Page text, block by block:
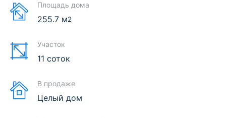
Площадь дома
255.7 м2
Участок
11 соток
В продаже
Целый дом